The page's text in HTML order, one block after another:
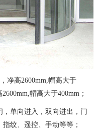
净高2600mm,帽高大于
帽高大于400mm；
单向进入，双向进出，门
纹、遥控、手动等等；